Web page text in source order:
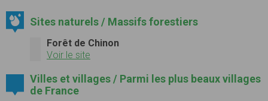
Sites naturels / Massifs forestiers
Forêt de Chinon
Voir le site
Villes et villages / Parmi les plus beaux villages
de France